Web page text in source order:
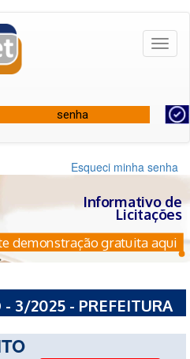
Esqueci minha senha
Informativo de
Licitações
demonstração gratuita aqui
3/2025 - PREFEITURA